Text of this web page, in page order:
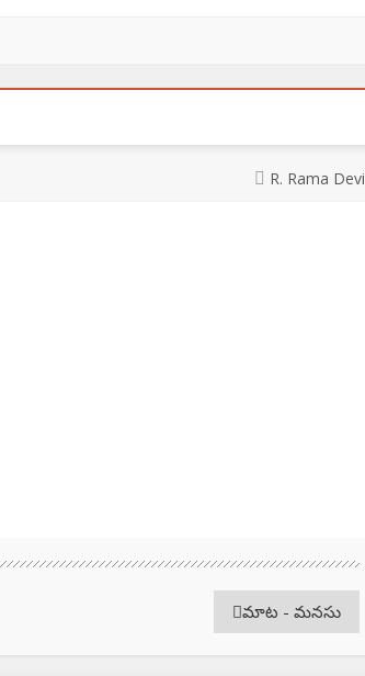
R. Rama Devi
మాట - మనసు